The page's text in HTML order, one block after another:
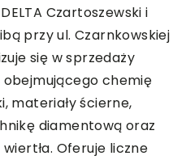
Czartoszewski i
przy ul. Czarnkowskiej
się w sprzedaży
chemię
materiały ścierne,
diamentową oraz
Oferuje liczne